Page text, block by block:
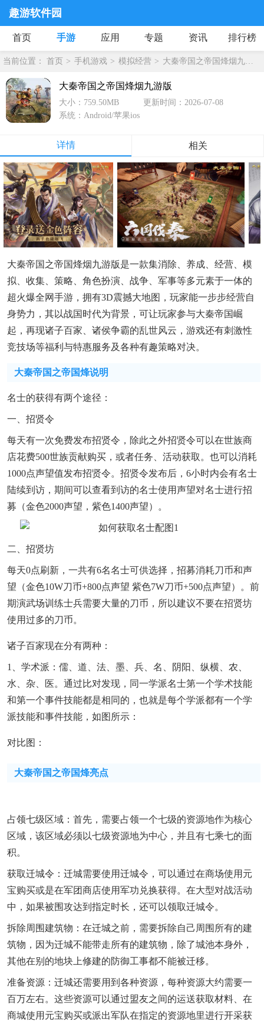
趣游软件园
首页 手游 应用 专题 资讯 排行榜
当前位置： 首页 手机游戏 模拟经营 大秦帝国之帝国烽烟九游版
大秦帝国之帝国烽烟九游版
大小：759.50MB
更新时间：2026-07-08
系统：Android/苹果ios
详情 相关
大秦帝国之帝国烽烟九游版是一款集消除、养成、经营、模
拟、收集、策略、角色扮演、战争、军事等多元素于一体的
超火爆全网手游，拥有3D震撼大地图，玩家能一步步经营自
身势力，其以战国时代为背景，可让玩家参与大秦帝国崛
起，再现诸子百家、诸侯争霸的乱世风云，游戏还有刺激性
竞技场等福利与特惠服务及各种有趣策略对决。
大秦帝国之帝国烽说明
名士的获得有两个途径：
一、招贤令
每天有一次免费发布招贤令，除此之外招贤令可以在世族商
店花费500世族贡献购买，或者任务、活动获取。也可以消耗
1000点声望值发布招贤令。招贤令发布后，6小时内会有名士
陆续到访，期间可以查看到访的名士使用声望对名士进行招
募（金色2000声望，紫色1400声望）。
二、招贤坊
每天0点刷新，一共有6名名士可供选择，招募消耗刀币和声
望（金色10W刀币+800点声望 紫色7W刀币+500点声望）。前
期演武场训练士兵需要大量的刀币，所以建议不要在招贤坊
使用过多的刀币。
诸子百家现在分有两种：
1、学术派：儒、道、法、墨、兵、名、阴阳、纵横、农、
水、杂、医。通过比对发现，同一学派名士第一个学术技能
和第一个事件技能都是相同的，也就是每个学派都有一个学
派技能和事件技能，如图所示：
对比图：
大秦帝国之帝国烽亮点
占领七级区域：首先，需要占领一个七级的资源地作为核心
区域，该区域必须以七级资源地为中心，并且有七乘七的面
积。
获取迁城令：迁城需要使用迁城令，可以通过在商场使用元
宝购买或是在军团商店使用军功兑换获得。在大型对战活动
中，如果被围攻达到指定时长，还可以领取迁城令。
拆除周围建筑物：在迁城之前，需要拆除自己周围所有的建
筑物，因为迁城不能带走所有的建筑物，除了城池本身外，
其他在别的地块上修建的防御工事都不能被迁移。
准备资源：迁城还需要用到各种资源，每种资源大约需要一
百万左右。这些资源可以通过盟友之间的运送获取材料、在
商城使用元宝购买或派出军队在指定的资源地里进行开采获